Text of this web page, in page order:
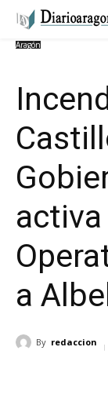
Aragón
a
By redaccion